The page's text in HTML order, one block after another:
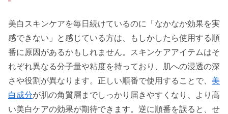
美白スキンケアを毎日続けているのに「なかなか効果を実
感できない」と感じている方は、もしかしたら使用する順
番に原因があるかもしれません。スキンケアアイテムはそ
れぞれ異なる分子量や粘度を持っており、肌への浸透の深
さや役割が異なります。正しい順番で使用することで、 美
白成分が肌の角質層までしっかり届きやすくなり、より高
い美白ケアの効果が期待できます。逆に順番を誤ると、せ